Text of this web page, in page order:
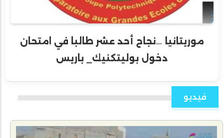
موريتانيا …نجاح أحد عشر طالبا في امتحان
دخول بوليتكنيك_ باريس
فيديو